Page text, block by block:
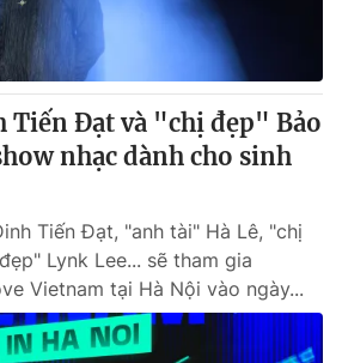
Đạt và "chị đẹp" Bảo
nhạc dành cho sinh
Tiến Đạt, "anh tài" Hà Lê, "chị
Lynk Lee... sẽ tham gia
Vietnam tại Hà Nội vào ngày...